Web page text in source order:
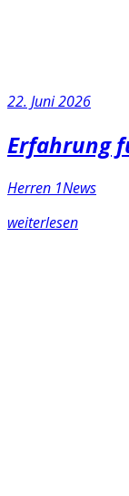
22. Juni 2026
Erfahrung
Herren 1News
weiterlesen